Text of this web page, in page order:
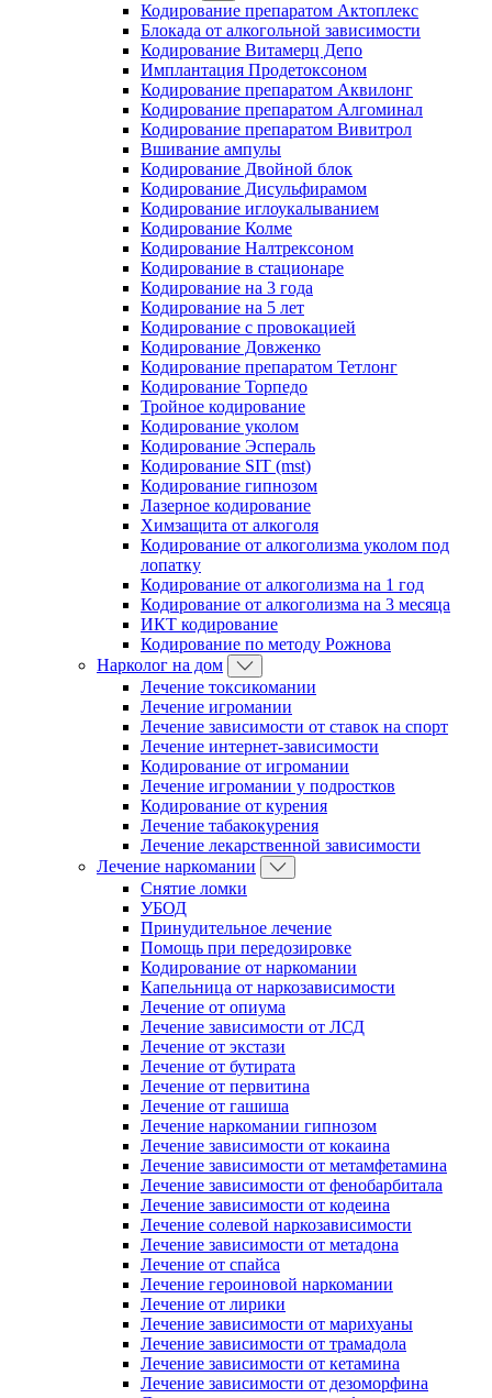
Кодирование препаратом Актоплекс
Блокада от алкогольной зависимости
Кодирование Витамерц Депо
Имплантация Продетоксоном
Кодирование препаратом Аквилонг
Кодирование препаратом Алгоминал
Кодирование препаратом Вивитрол
Вшивание ампулы
Кодирование Двойной блок
Кодирование Дисульфирамом
Кодирование иглоукалыванием
Кодирование Колме
Кодирование Налтрексоном
Кодирование в стационаре
Кодирование на 3 года
Кодирование на 5 лет
Кодирование с провокацией
Кодирование Довженко
Кодирование препаратом Тетлонг
Кодирование Торпедо
Тройное кодирование
Кодирование уколом
Кодирование Эспераль
Кодирование SIT (mst)
Кодирование гипнозом
Лазерное кодирование
Химзащита от алкоголя
Кодирование от алкоголизма уколом под
лопатку
Кодирование от алкоголизма на 1 год
Кодирование от алкоголизма на 3 месяца
ИКТ кодирование
Кодирование по методу Рожнова
Нарколог на дом
Лечение токсикомании
Лечение игромании
Лечение зависимости от ставок на спорт
Лечение интернет-зависимости
Кодирование от игромании
Лечение игромании у подростков
Кодирование от курения
Лечение табакокурения
Лечение лекарственной зависимости
Лечение наркомании
Снятие ломки
УБОД
Принудительное лечение
Помощь при передозировке
Кодирование от наркомании
Капельница от наркозависимости
Лечение от опиума
Лечение зависимости от ЛСД
Лечение от экстази
Лечение от бутирата
Лечение от первитина
Лечение от гашиша
Лечение наркомании гипнозом
Лечение зависимости от кокаина
Лечение зависимости от метамфетамина
Лечение зависимости от фенобарбитала
Лечение зависимости от кодеина
Лечение солевой наркозависимости
Лечение зависимости от метадона
Лечение от спайса
Лечение героиновой наркомании
Лечение от лирики
Лечение зависимости от марихуаны
Лечение зависимости от трамадола
Лечение зависимости от кетамина
Лечение зависимости от дезоморфина